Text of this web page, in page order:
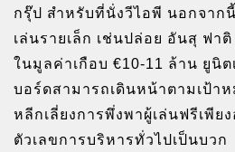
กรุ๊ป สำหรับที่นั่งวีไอพี นอกจาก
เล่นรายเล็ก เช่นปล่อย อันสุ ฟา
ในมูลค่าเกือบ €10-11 ล้าน ยูนิ
บอร์ดสามารถเดินหน้าตามเป้า
หลีกเลี่ยงการพึ่งพาผู้เล่นฟรีเพียง
ตัวเลขการบริหารทั่วไปเป็นบวก